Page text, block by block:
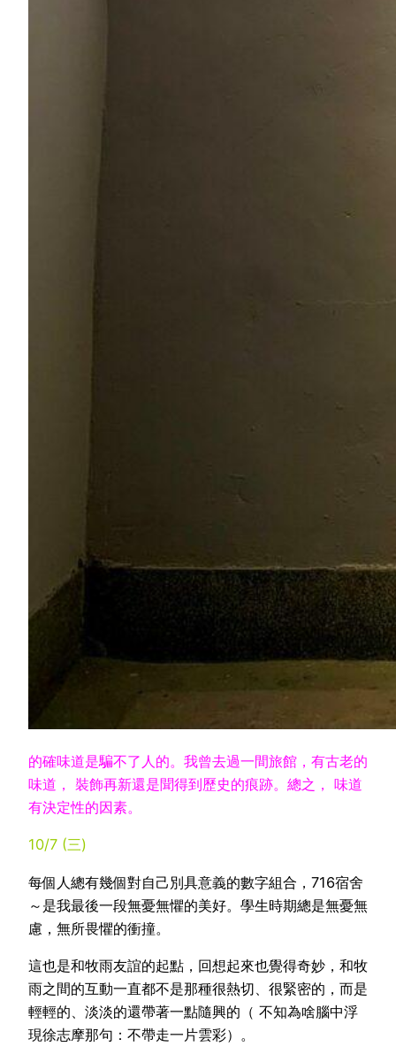
的確味道是騙不了人的。我曾去過一間旅館，有古老的
味道， 裝飾再新還是聞得到歷史的痕跡。總之， 味道
有決定性的因素。
10/7 (三)
每個人總有幾個對自己別具意義的數字組合，716宿舍
～是我最後一段無憂無懼的美好。學生時期總是無憂無
慮，無所畏懼的衝撞。
這也是和牧雨友誼的起點，回想起來也覺得奇妙，和牧
雨之間的互動一直都不是那種很熱切、很緊密的，而是
輕輕的、淡淡的還帶著一點隨興的（ 不知為啥腦中浮
現徐志摩那句：不帶走一片雲彩）。